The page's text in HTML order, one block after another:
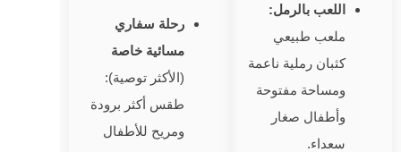
اللعب بالرمل:
ملعب طبيعي
كثبان رملية ناعمة
ومساحة مفتوحة
وأطفال صغار
سعداء.
رحلة سفاري
مسائية خاصة
(الأكثر توصية):
طقس أكثر برودة
ومريح للأطفال